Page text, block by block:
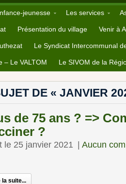
jeunesse Les services
Présentation du village Venir à
Le Syndicat Intercommunal
– Le VALTOM Le SIVOM de la
DE « JANVIER
de 75 ans ? =>
?
le 25 janvier 2021 Aucun
la suite...